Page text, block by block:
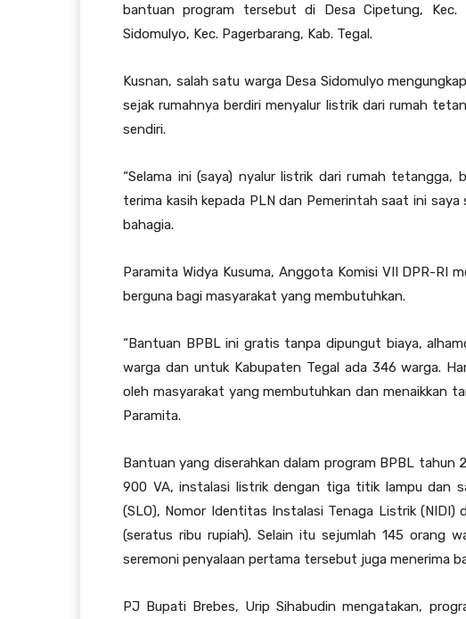
bantuan program tersebut di Desa Cipetung, Kec.
Sidomulyo, Kec. Pagerbarang, Kab. Tegal.
Kusnan, salah satu warga Desa Sidomulyo
sejak rumahnya berdiri menyalur listrik dari rumah
sendiri.
“Selama ini (saya) nyalur listrik dari rumah tetangga,
terima kasih kepada PLN dan Pemerintah saat ini
bahagia.
Paramita Widya Kusuma, Anggota Komisi VII DPR-RI
berguna bagi masyarakat yang membutuhkan.
“Bantuan BPBL ini gratis tanpa dipungut biaya,
warga dan untuk Kabupaten Tegal ada 346 warga.
oleh masyarakat yang membutuhkan dan menaikkan
Paramita.
Bantuan yang diserahkan dalam program BPBL tahun
900 VA, instalasi listrik dengan tiga titik lampu dan
(SLO), Nomor Identitas Instalasi Tenaga Listrik (NIDI)
(seratus ribu rupiah). Selain itu sejumlah 145 orang
seremoni penyalaan pertama tersebut juga menerima
PJ Bupati Brebes, Urip Sihabudin mengatakan,